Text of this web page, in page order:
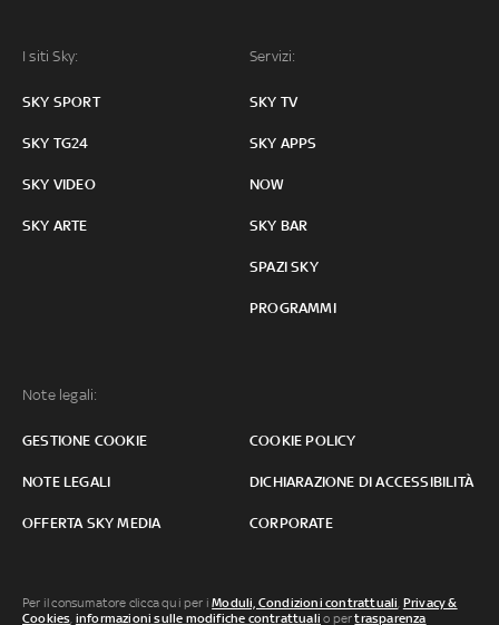
I siti Sky:
SKY SPORT
SKY TG24
SKY VIDEO
SKY ARTE
Servizi:
SKY TV
SKY APPS
NOW
SKY BAR
SPAZI SKY
PROGRAMMI
Note legali:
GESTIONE COOKIE COOKIE POLICY
NOTE LEGALI DICHIARAZIONE DI ACCESSIBILITÀ
OFFERTA SKY MEDIA CORPORATE
Per il consumatore clicca qui per iModuli, Condizioni contrattuali, Privacy &
Cookies, informazioni sulle modifiche contrattuali o pertrasparenza